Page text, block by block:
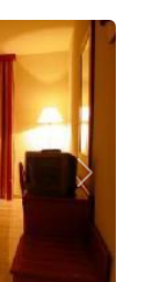
Weiter